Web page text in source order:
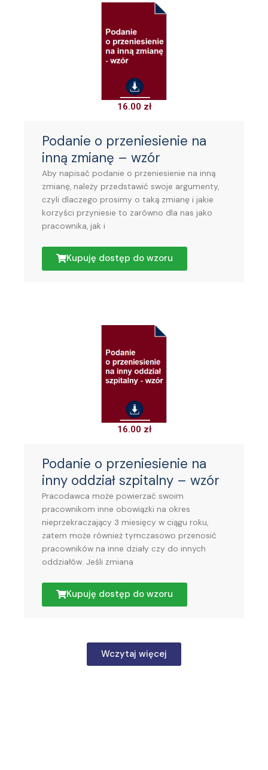
16.00 zł
Podanie o przeniesienie na
inną zmianę – wzór
Aby napisać podanie o przeniesienie na inną
zmianę, należy przedstawić swoje argumenty,
czyli dlaczego prosimy o taką zmianę i jakie
korzyści przyniesie to zarówno dla nas jako
pracownika, jak i
Kupuję dostęp do wzoru
16.00 zł
Podanie o przeniesienie na
inny oddział szpitalny – wzór
Pracodawca może powierzać swoim
pracownikom inne obowiązki na okres
nieprzekraczający 3 miesięcy w ciągu roku,
zatem może również tymczasowo przenosić
pracowników na inne działy czy do innych
oddziałów. Jeśli zmiana
Kupuję dostęp do wzoru
Wczytaj więcej